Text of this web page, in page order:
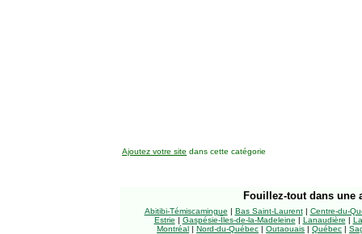
Ajoutez votre site dans cette catégorie
Fouillez-tout dans une
Abitibi-Témiscamingue | Bas Saint-Laurent| Centre-du-
Estrie | Gaspésie-Îles-de-la-Madeleine | Lanaudière |
Montréal | Nord-du-Québec | Outaouais | Québec |